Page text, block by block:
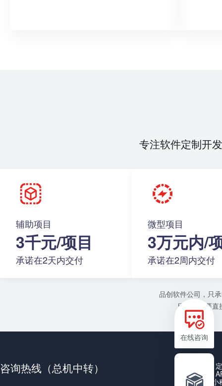
在线咨询
专注软件定制开
辅助项目
3千元/项目
承诺在2天内交付
微型项目
3万元内/
承诺在2周内交付
品创软件公司，只
目或者需要
咨询热线（总机中转）